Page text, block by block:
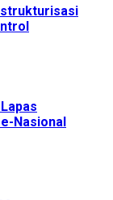
Nasional